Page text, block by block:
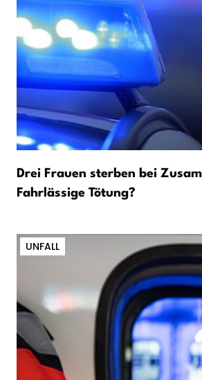
Drei Frauen sterben bei
Fahrlässige Tötung?
UNFALL